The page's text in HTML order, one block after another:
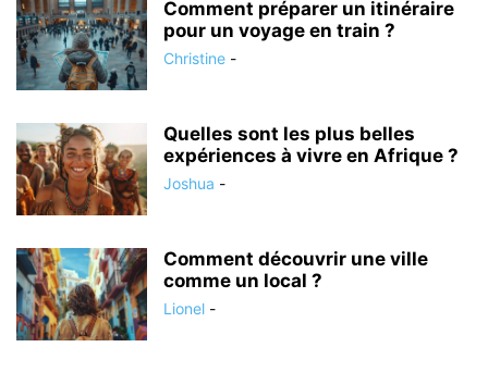
Comment préparer un itinéraire
pour un voyage en train ?
Christine -
Quelles sont les plus belles
expériences à vivre en Afrique ?
Joshua -
Comment découvrir une ville
comme un local ?
Lionel -